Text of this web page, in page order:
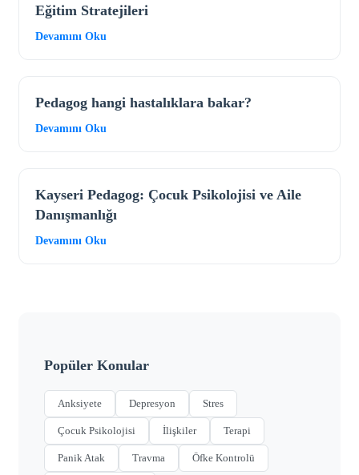
Eğitim Stratejileri
Devamını Oku
Pedagog hangi hastalıklara bakar?
Devamını Oku
Kayseri Pedagog: Çocuk Psikolojisi ve Aile
Danışmanlığı
Devamını Oku
Popüler Konular
Anksiyete Depresyon Stres
Çocuk Psikolojisi İlişkiler Terapi
Panik Atak Travma Öfke Kontrolü